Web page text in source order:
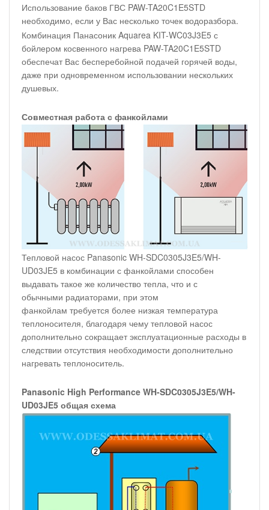
Использование баков ГВС PAW-TA20C1E5STD
необходимо, если у Вас несколько точек водоразбора.
Комбинация Панасоник Aquarea KIT-WC03J3E5 с
бойлером косвенного нагрева PAW-TA20C1E5STD
обеспечат Вас бесперебойной подачей горячей воды,
даже при одновременном использовании нескольких
душевых.
Совместная работа с фанкойлами
Тепловой насос Panasonic WH-SDC0305J3E5/WH-
UD03JE5 в комбинации с фанкойлами способен
выдавать такое же количество тепла, что и с
обычными радиаторами, при этом
фанкойлам требуется более низкая температура
теплоносителя, благодаря чему тепловой насос
дополнительно сокращает эксплуатационные расходы в
следствии отсутствия необходимости дополнительно
нагревать теплоноситель.
Panasonic High Performance WH-SDC0305J3E5/WH-
UD03JE5 общая схема